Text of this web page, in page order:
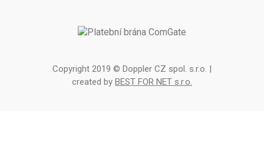
Copyright 2019 © Doppler CZ spol. s.r.o. |
created by BEST FOR NET s.r.o.